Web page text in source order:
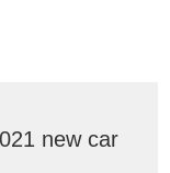
new car